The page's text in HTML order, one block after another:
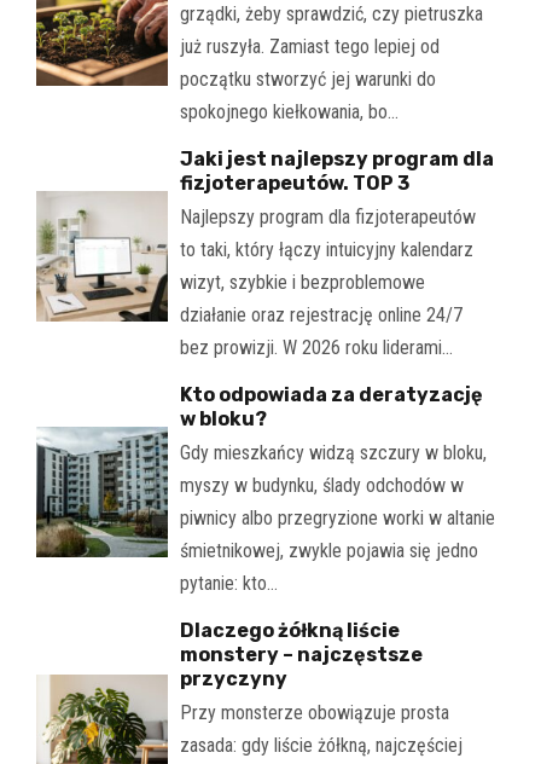
grządki, żeby sprawdzić, czy pietruszka
już ruszyła. Zamiast tego lepiej od
początku stworzyć jej warunki do
spokojnego kiełkowania, bo…
Jaki jest najlepszy program dla
fizjoterapeutów. TOP 3
Najlepszy program dla fizjoterapeutów
to taki, który łączy intuicyjny kalendarz
wizyt, szybkie i bezproblemowe
działanie oraz rejestrację online 24/7
bez prowizji. W 2026 roku liderami…
Kto odpowiada za deratyzację
w bloku?
Gdy mieszkańcy widzą szczury w bloku,
myszy w budynku, ślady odchodów w
piwnicy albo przegryzione worki w altanie
śmietnikowej, zwykle pojawia się jedno
pytanie: kto…
Dlaczego żółkną liście
monstery – najczęstsze
przyczyny
Przy monsterze obowiązuje prosta
zasada: gdy liście żółkną, najczęściej